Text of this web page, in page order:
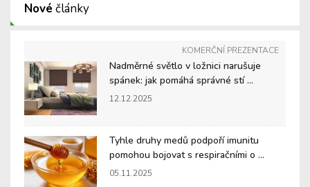
Nové články
KOMERČNÍ PREZENTACE
Nadměrné světlo v ložnici narušuje
spánek: jak pomáhá správné stí ...
12.12.2025
Tyhle druhy medů podpoří imunitu
pomohou bojovat s respiračními o ...
05.11.2025